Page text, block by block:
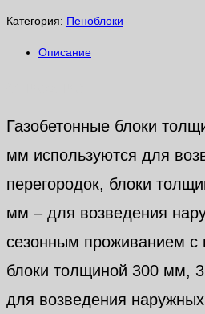
Категория: Пеноблоки
Описание
Газобетонные блоки
мм используются для
перегородок, блоки
мм – для возведения
сезонным проживанием с
блоки толщиной 300 мм,
для возведения